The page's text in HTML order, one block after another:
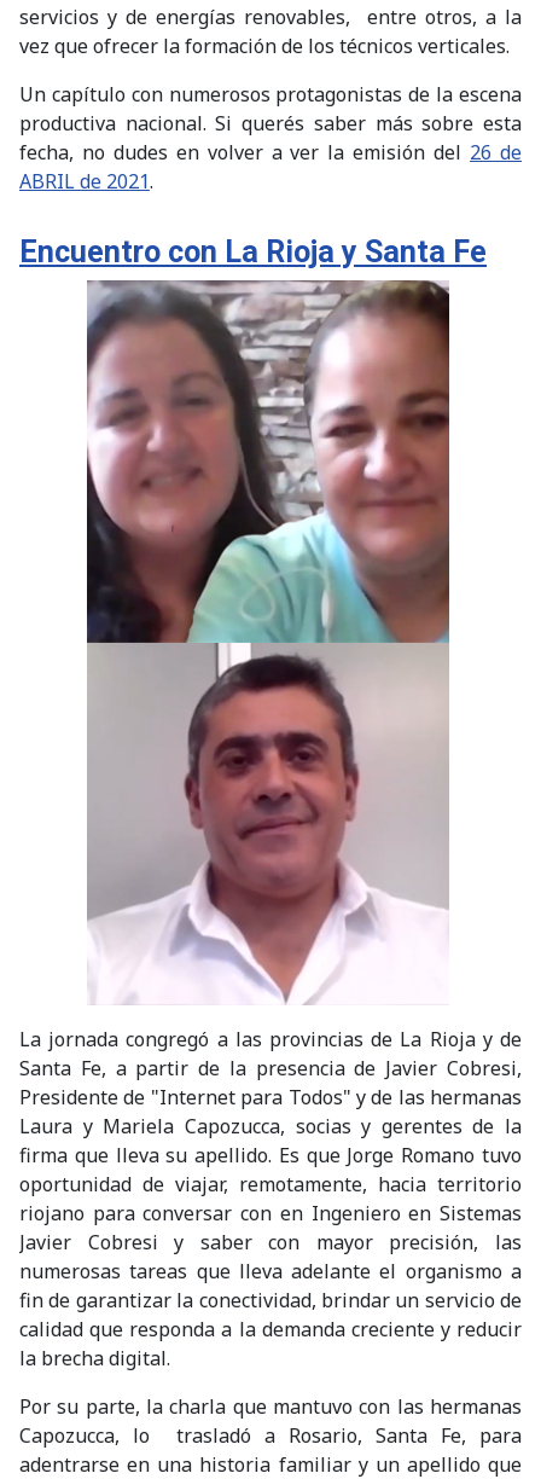
servicios y de energías renovables, entre otros, a la
vez que ofrecer la formación de los técnicos verticales.
Un capítulo con numerosos protagonistas de la escena
productiva nacional. Si querés saber más sobre esta
fecha, no dudes en volver a ver la emisión del 26 de
ABRIL de 2021.
Encuentro con La Rioja y Santa Fe
La jornada congregó a las provincias de La Rioja y de
Santa Fe, a partir de la presencia de Javier Cobresi,
Presidente de "Internet para Todos" y de las hermanas
Laura y Mariela Capozucca, socias y gerentes de la
firma que lleva su apellido. Es que Jorge Romano tuvo
oportunidad de viajar, remotamente, hacia territorio
riojano para conversar con en Ingeniero en Sistemas
Javier Cobresi y saber con mayor precisión, las
numerosas tareas que lleva adelante el organismo a
fin de garantizar la conectividad, brindar un servicio de
calidad que responda a la demanda creciente y reducir
la brecha digital.
Por su parte, la charla que mantuvo con las hermanas
Capozucca, lo trasladó a Rosario, Santa Fe, para
adentrarse en una historia familiar y un apellido que